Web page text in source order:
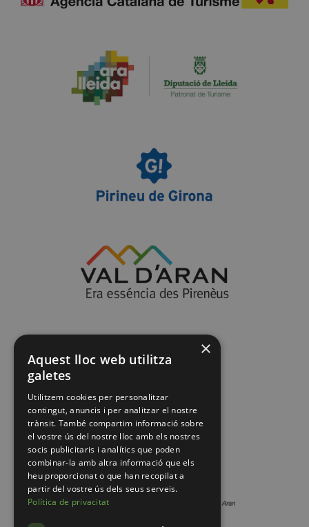
×
Aquest lloc web utilitza
galetes
Utilitzem cookies per personalitzar
contingut, anuncis i per analitzar el nostre
trànsit. També compartim informació sobre
el vostre ús del nostre lloc amb els nostres
socis publicitaris i analítics que poden
combinar-la amb altra informació que els
heu proporcionat o que han recopilat a
partir del vostre ús dels seus serveis.
Política de privacitat